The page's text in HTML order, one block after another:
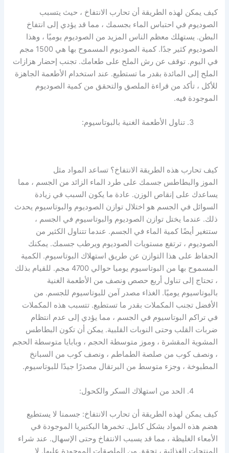
كيف يمكن لهذه الطريقة أن تحارب الانتفاخ ، حيث يتسبب
الصوديوم في احتباس الماء بجسمك ، مما قد يؤدي إلى انتفاخ
البطن. يستهلك معظم الناس المزيد من الصوديوم يوميًا ، وهذا
الصوديوم كثير جدًا. كمية الصوديوم المسموح بها هي 1500 مجم
في اليوم. توقف عن رش الملح على طعامك. تجنب إحضار هزازات
الملح إلى المائدة بقدر ما تستطيع. عند استخدام الأطعمة الجاهزة
للأكل ، تأكد من قراءة الملصق والتحقق من كمية الصوديوم
الموجودة فيه.
تناول الأطعمة الغنية بالبوتاسيوم:
كيف تحارب هذه الطريقة الانتفاخ؟ تساعد المواد مثل
الموز والبطاطس جسمك على طرد الماء الزائد من الجسم ، مما
يساعدك على إنقاص الوزن. عادة ما يكون السبب في زيادة
السوائل في الجسم هو اختلال توازن الصوديوم والبوتاسيوم يحدث
ذلك. عندما يختل توازن الصوديوم والبوتاسيوم في الجسم ،
ستتغير أيضًا كمية الماء في الجسم. عندما تتناول الكثير من
الصوديوم ، ترتفع مستويات الصوديوم ويرطب جسمك. يمكنك
الحفاظ على هذا التوازن عن طريق استهلاك البوتاسيوم. الكمية
المسموح بها من البوتاسيوم يوميا حوالي 4700 مجم. للقيام بذلك
، تحتاج إلى تناول أربع حصص ونصف من الأطعمة الغنية
بالبوتاسيوم يوميًا. الغذاء مصدر آمن للبوتاسيوم للجسم. من
الأفضل تجنب المكملات بقدر ما تستطيع. تتسبب هذه المكملات
في تراكم البوتاسيوم في الجسم ، مما يؤدي إلى عدم انتظام
ضربات القلب وحتى النوبات القلبية. يمكن أن تكون البطاطس
المشوية المقشرة ، وموز متوسطة الحجم ، وبابايا متوسطة الحجم
، ونصف كوب من صلصة الطماطم ، ونصف كوب من السبانخ
المطبوخة ، وجزء متوسط ​​من البرتقال مصدرًا جيدًا للبوتاسيوم.
الحد من استهلاك السكر والكحول:
كيف يمكن لهذه الطريقة أن تحارب الانتفاخ: جسمنا لا يستطيع
هضم هذه المواد بشكل كامل. تخمرها البكتيريا الموجودة في
الأمعاء الغليظة ، مما قد يسبب الانتفاخ وحتى الإسهال. عند شراء
المنتجات الغذائية ، تحقق من الملصقات الموجودة عليها. لا